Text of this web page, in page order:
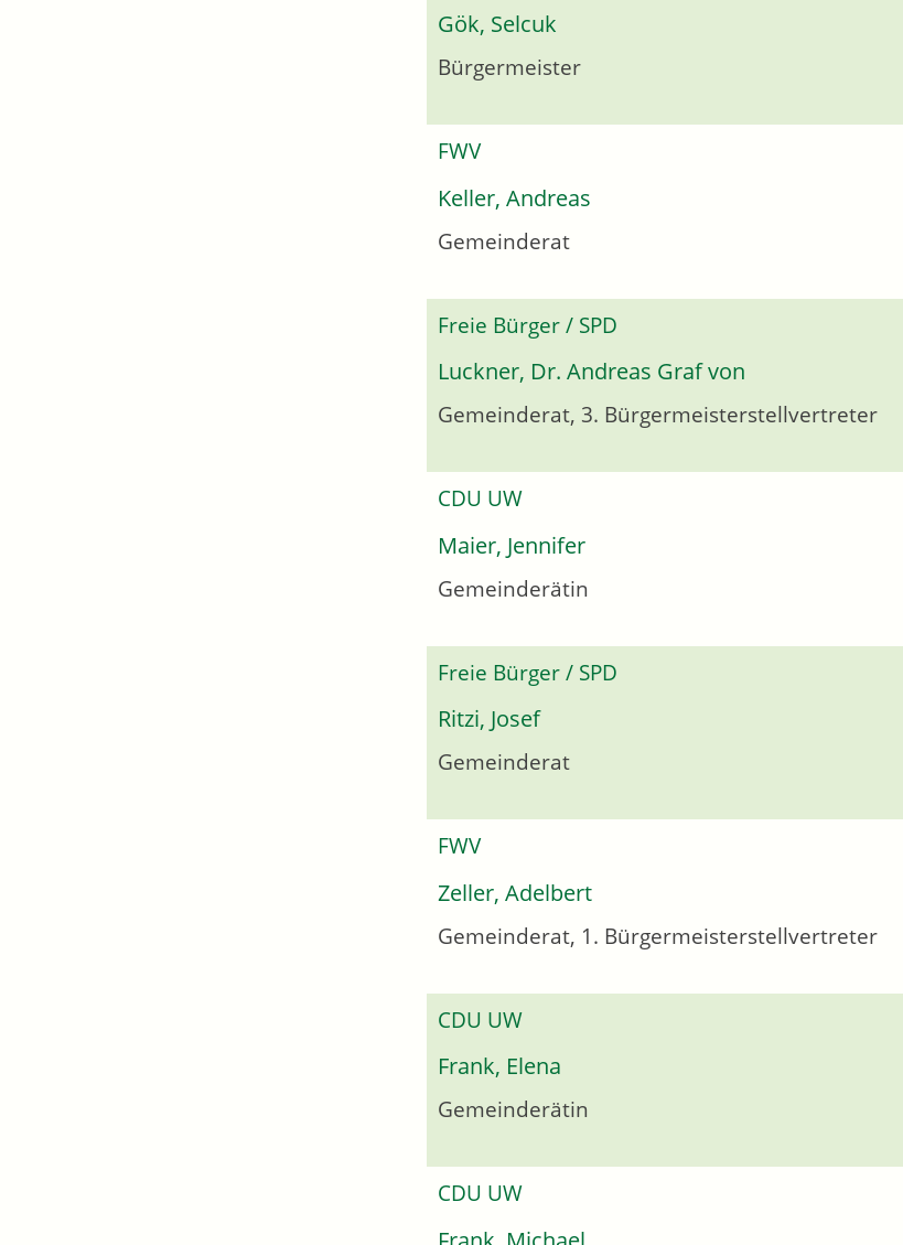
Gök, Selcuk
Bürgermeister
FWV
Keller, Andreas
Gemeinderat
Freie Bürger / SPD
Luckner, Dr. Andreas Graf von
Gemeinderat, 3. Bürgermeisterstellvertreter
CDU UW
Maier, Jennifer
Gemeinderätin
Freie Bürger / SPD
Ritzi, Josef
Gemeinderat
FWV
Zeller, Adelbert
Gemeinderat, 1. Bürgermeisterstellvertreter
CDU UW
Frank, Elena
Gemeinderätin
CDU UW